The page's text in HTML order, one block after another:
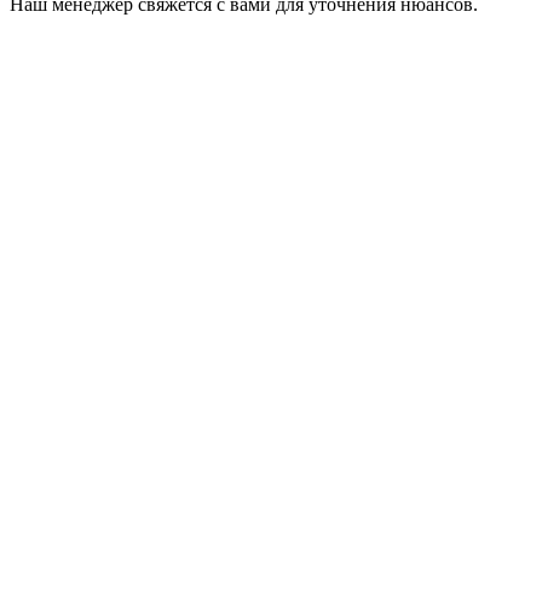
Наш менеджер свяжется с вами для уточнения нюансов.